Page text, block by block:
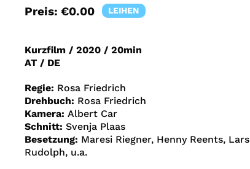
Preis: €0.00 LEIHEN
Kurzfilm / 2020 / 20min
AT / DE
Regie: Rosa Friedrich
Drehbuch: Rosa Friedrich
Kamera: Albert Car
Schnitt: Svenja Plaas
Besetzung: Maresi Riegner, Henny Reents, Lars
Rudolph, u.a.